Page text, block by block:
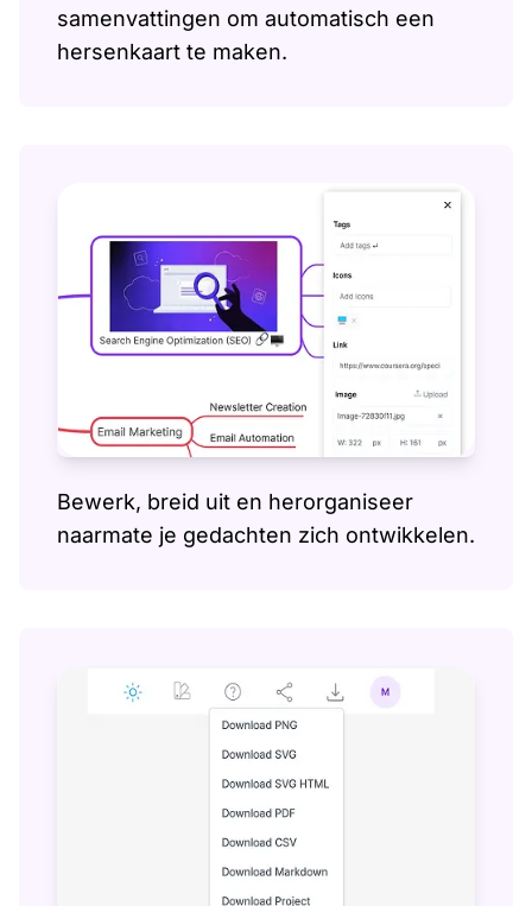
samenvattingen om automatisch een
hersenkaart te maken.
Bewerk, breid uit en herorganiseer
naarmate je gedachten zich ontwikkelen.